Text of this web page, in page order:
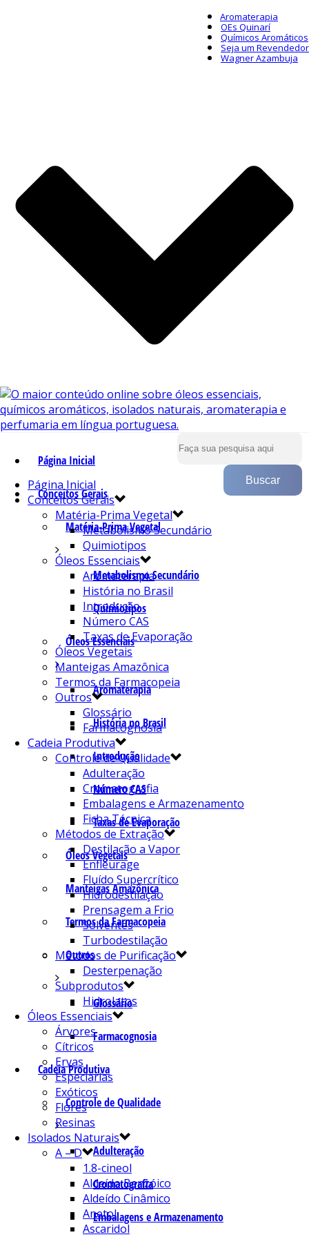
Aromaterapia
OEs Quinarí
Químicos Aromáticos
Seja um Revendedor
Wagner Azambuja
Página Inicial
Conceitos Gerais
Matéria-Prima Vegetal
Metabolismo Secundário
Quimiotipos
Óleos Essenciais
Aromaterapia
História no Brasil
Introdução
Número CAS
Taxas de Evaporação
Óleos Vegetais
Manteigas Amazônica
Termos da Farmacopeia
Outros
Glossário
Farmacognosia
Cadeia Produtiva
Controle de Qualidade
Adulteração
Cromatografia
Embalagens e Armazenamento
Página Inicial
Conceitos Gerais
Matéria-Prima Vegetal
Metabolismo Secundário
Quimiotipos
Óleos Essenciais
Aromaterapia
História no Brasil
Introdução
Número CAS
Taxas de Evaporação
Óleos Vegetais
Manteigas Amazônica
Termos da Farmacopeia
Outros
Glossário
Farmacognosia
Cadeia Produtiva
Controle de Qualidade
Adulteração
Cromatografia
Embalagens e Armazenamento
Ficha Técnica
Métodos de Extração
Destilação a Vapor
Enfleurage
Fluído Supercrítico
Hidrodestilação
Prensagem a Frio
Solventes
Turbodestilação
Métodos de Purificação
Desterpenação
Subprodutos
Hidrolatos
Óleos Essenciais
Árvores
Cítricos
Ervas
Especiarias
Exóticos
Flores
Resinas
Isolados Naturais
A – D
1.8-cineol
Aldeído Benzóico
Aldeído Cinâmico
Anetol
Ascaridol